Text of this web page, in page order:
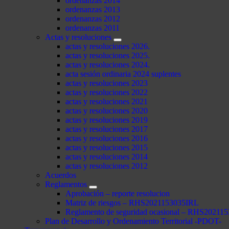
ordenanzas 2013
ordenanzas 2012
ordenanzas 2011
Actas y resoluciones
actas y resoluciones 2026.
actas y resoluciones 2025.
actas y resoluciones 2024.
acta sesión ordinaria 2024 suplentes
actas y resoluciones 2023
actas y resoluciones 2022
actas y resoluciones 2021
actas y resoluciones 2020
actas y resoluciones 2019
actas y resoluciones 2017
actas y resoluciones 2016
actas y resoluciones 2015
actas y resoluciones 2014
actas y resoluciones 2012
Acuerdos
Reglamentos
Aprobación – reporte resolucion
Matriz de riesgos – RHS2021153035IRL
Reglamento de seguridad ocasional –
Plan de Desarrollo y Ordenamiento Territorial -PDOT-